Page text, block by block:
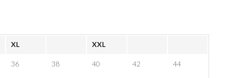
XL XXL
36 38 40 42 44